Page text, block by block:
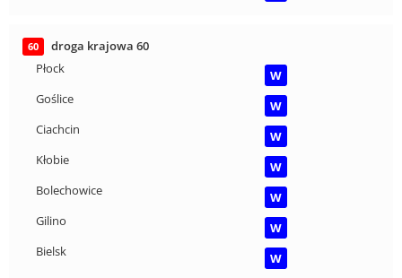
60
droga krajowa 60
Płock
W
Goślice
W
Ciachcin
W
Kłobie
W
Bolechowice
W
Gilino
W
Bielsk
W